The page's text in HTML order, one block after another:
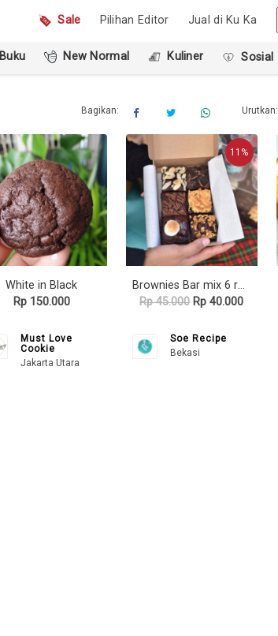
Sale Pilihan Editor Jual di Ku Ka
Buku New Normal Kuliner Sosial
Bagikan: Urutkan:
White in Black
Rp 150.000
Must Love
Cookie
Jakarta Utara
11%
Brownies Bar mix 6 rasa
Rp 45.000Rp 40.000
Soe Recipe
Bekasi